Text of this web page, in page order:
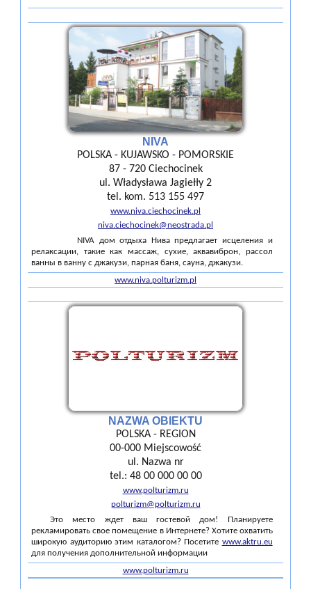
NIVA
POLSKA - KUJAWSKO - POMORSKIE
87 - 720 Ciechocinek
ul. Władysława Jagiełły 2
tel. kom. 513 155 497
www.niva.ciechocinek.pl
niva.ciechocinek@neostrada.pl
NIVA дом отдыха Нива предлагает исцеления и
релаксации, такие как массаж, сухие, аквавиброн, рассол
ванны в ванну с джакузи, парная баня, сауна, джакузи.
www.niva.polturizm.pl
NAZWA OBIEKTU
POLSKA - REGION
00-000 Miejscowość
ul. Nazwa nr
tel.: 48 00 000 00 00
www.polturizm.ru
polturizm@polturizm.ru
Это место ждет ваш гостевой дом! Планируете
рекламировать свое помещение в Интернете? Хотите охватить
широкую аудиторию этим каталогом? Посетите www.aktru.eu
для получения дополнительной информации
www.polturizm.ru